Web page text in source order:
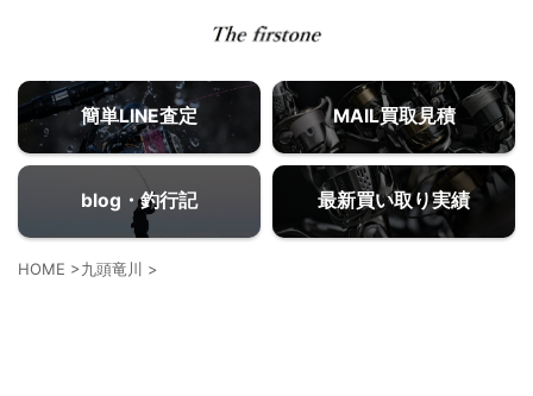
簡単LINE査定 MAIL買取見積
blog・釣行記 最新買い取り実績
HOME >九頭竜川 >